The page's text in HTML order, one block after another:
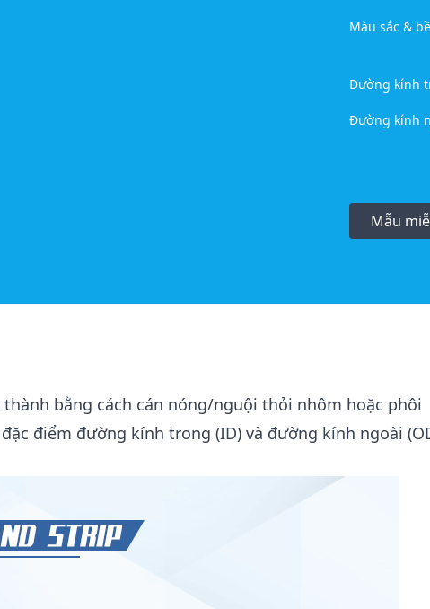
Màu sắc &
Đường kính
Đường kính
Mẫu
bằng cách cán nóng/nguội thỏi nhôm hoặc phôi
điểm đường kính trong (ID) và đường kính ngoài